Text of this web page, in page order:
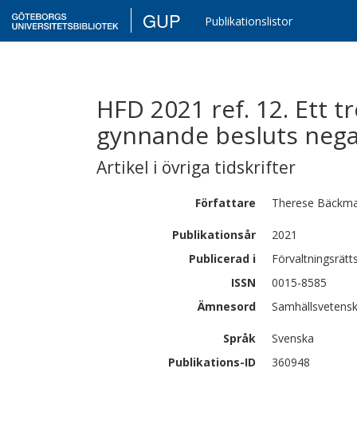
GUP Publikationslistor
HFD 2021 ref. 12. Ett
gynnande besluts
Artikel i övriga tidskrifter
Författare Therese
Publikationsår
2021
Publicerad i
ISSN
0015-8585
Ämnesord
Språk
Svenska
Publikations-ID
360948